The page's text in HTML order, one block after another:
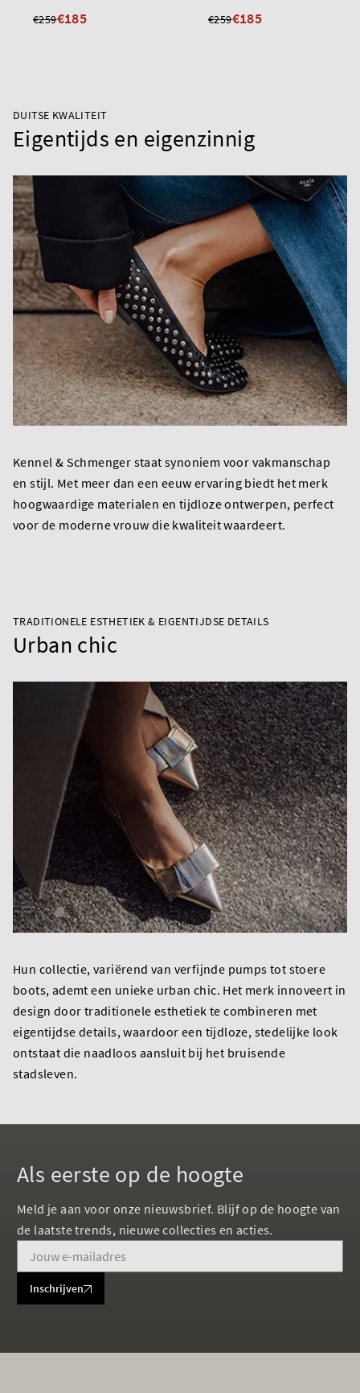
€259€185 €259€185
DUITSE KWALITEIT
Eigentijds en eigenzinnig
Kennel & Schmenger staat synoniem voor vakmanschap
en stijl. Met meer dan een eeuw ervaring biedt het merk
hoogwaardige materialen en tijdloze ontwerpen, perfect
voor de moderne vrouw die kwaliteit waardeert.
TRADITIONELE ESTHETIEK & EIGENTIJDSE DETAILS
Urban chic
Hun collectie, variërend van verfijnde pumps tot stoere
boots, ademt een unieke urban chic. Het merk innoveert in
design door traditionele esthetiek te combineren met
eigentijdse details, waardoor een tijdloze, stedelijke look
ontstaat die naadloos aansluit bij het bruisende
stadsleven.
Als eerste op de hoogte
Meld je aan voor onze nieuwsbrief. Blijf op de hoogte van
de laatste trends, nieuwe collecties en acties.
Inschrijven